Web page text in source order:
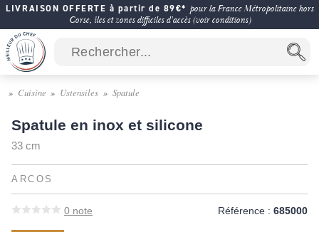
LIVRAISON OFFERTE à partir de 89€* pour la France Métropolitaine hors
Corse, îles et zones difficiles d'accès (voir conditions)
Cuisine Ustensiles Spatule
Spatule en inox et silicone
33 cm
ARCOS
0 note Référence : 685000